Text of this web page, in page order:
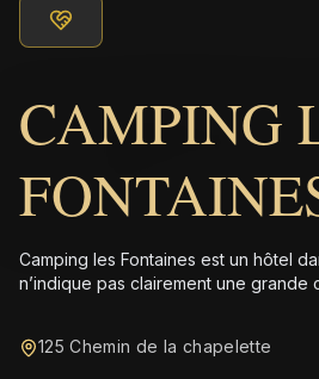
CAMPING
Camping les Fontaines est un hôtel
n’indique pas clairement une grande
125 Chemin de la chapelette